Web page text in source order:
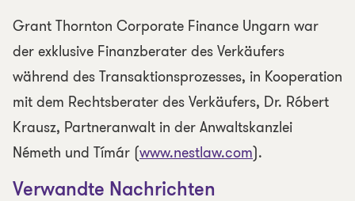
Grant Thornton Corporate Finance Ungarn war
der exklusive Finanzberater des Verkäufers
während des Transaktionsprozesses, in Kooperation
mit dem Rechtsberater des Verkäufers, Dr. Róbert
Krausz, Partneranwalt in der Anwaltskanzlei
Németh und Tímár (www.nestlaw.com).
Verwandte Nachrichten